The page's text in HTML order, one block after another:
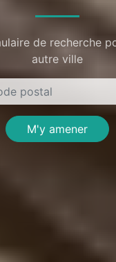
de recherche
autre ville
M'y amener